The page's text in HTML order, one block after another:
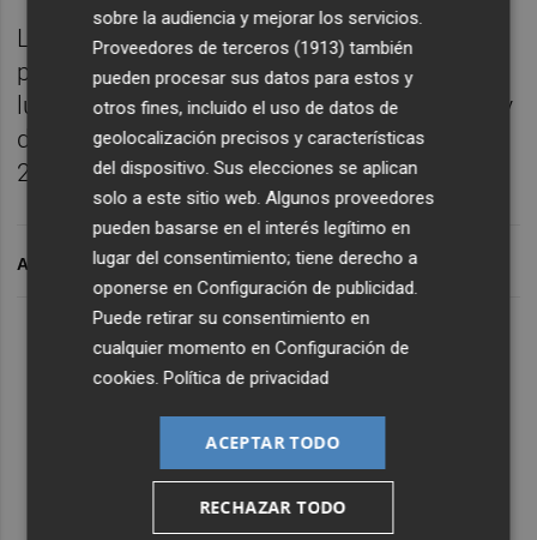
La exposición podrá visitarse hasta el
próximo 5 de enero de 2024 en horario de
lunes a viernes de 17.30 a 20.30 y sábados y
domingos de 11.00 a 13.00 y de 18.00 a
20.00 horas.
ARCHIVADO EN
sobre la audiencia y mejorar los servicios.
Proveedores de terceros (1913) también
pueden procesar sus datos para estos y
otros fines, incluido el uso de datos de
geolocalización precisos y características
del dispositivo. Sus elecciones se aplican
solo a este sitio web. Algunos proveedores
pueden basarse en el interés legítimo en
lugar del consentimiento; tiene derecho a
oponerse enConfiguración de publicidad.
Puede retirar su consentimiento en
cualquier momento enConfiguración de
cookies.Política de privacidad
ACEPTAR TODO
RECHAZAR TODO